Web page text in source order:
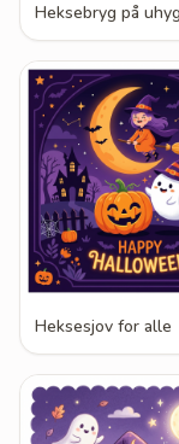
Heksebryg på
Heksesjov for alle